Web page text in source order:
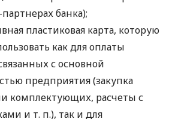
банка);
пластиковая карта, которую
как для оплаты
с основной
предприятия (закупка
комплектующих, расчеты с
и т. п.), так и для